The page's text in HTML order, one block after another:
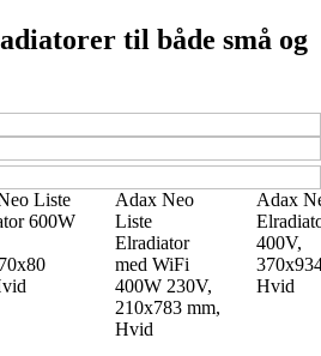
til både små og
Liste
600W
Adax Neo
Liste
Elradiator
med WiFi
400W 230V,
210x783 mm,
Hvid
Adax
400V,
Hvid